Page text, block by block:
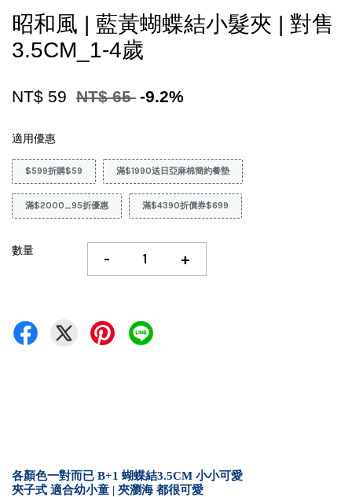
昭和風 | 藍黃蝴蝶結小髮夾 | 對售
3.5CM_1-4歲
NT$ 59 NT$ 65 -9.2%
適用優惠
$599折購$59 滿$1990送日亞麻棉簡約餐墊
滿$2000_95折優惠 滿$4390折價券$699
數量 - +
各顏色一對而已 B+1 蝴蝶結3.5CM 小小可愛
夾子式 適合幼小童 | 夾瀏海 都很可愛